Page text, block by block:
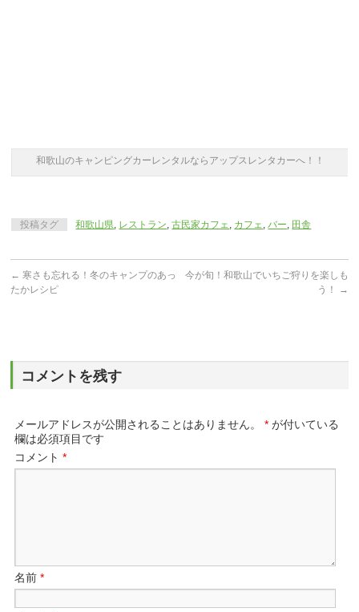
和歌山のキャンピングカーレンタルならアップスレンタカーへ！！
投稿タグ 和歌山県, レストラン,古民家カフェ, カフェ,バー, 田舎
← 寒さも忘れる！冬のキャンプのあっ
たかレシピ
今が旬！和歌山でいちご狩りを楽しも
う！
→
コメントを残す
メールアドレスが公開されることはありません。 * が付いている
欄は必須項目です
コメント*
名前*